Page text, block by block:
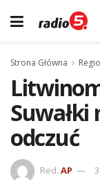
Strona Główna
Suwałki
odczuć
Red. AP